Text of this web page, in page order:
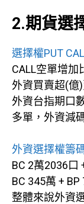
2.期貨選
選擇權PUT
CALL空單增加
外資買賣超(億
外資台指期口
多單，外資減
外資選擇權籌
BC 2萬2036口
BC 345萬 +
整體來說外資